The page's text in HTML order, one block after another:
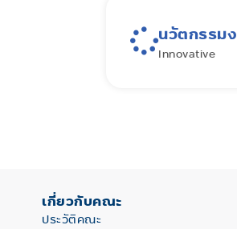
นวัตกรรม
Innovative
เกี่ยวกับคณะ
ประวัติคณะ